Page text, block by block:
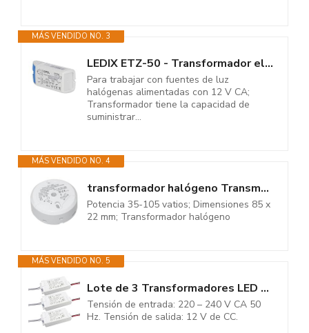
MÁS VENDIDO NO. 3
LEDIX ETZ-50 - Transformador electrónico (12 V, 50 W)
Para trabajar con fuentes de luz
halógenas alimentadas con 12 V CA;
Transformador tiene la capacidad de
suministrar...
MÁS VENDIDO NO. 4
transformador halógeno Transmedia LT5-3L, 230/12V/35-105W, protección...
Potencia 35-105 vatios; Dimensiones 85 x
22 mm; Transformador halógeno
MÁS VENDIDO NO. 5
Lote de 3 Transformadores LED 12 V, 1,25 A, 230 V a 12 V, CC, voltaje...
Tensión de entrada: 220 – 240 V CA 50
Hz. Tensión de salida: 12 V de CC.